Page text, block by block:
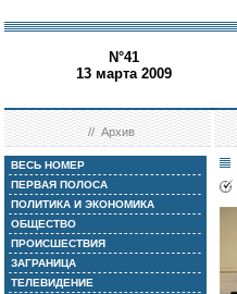
N°41
13 марта 2009
//Архив
ВЕСЬ НОМЕР
ПЕРВАЯ ПОЛОСА
ПОЛИТИКА И ЭКОНОМИКА
ОБЩЕСТВО
ПРОИСШЕСТВИЯ
ЗАГРАНИЦА
ТЕЛЕВИДЕНИЕ